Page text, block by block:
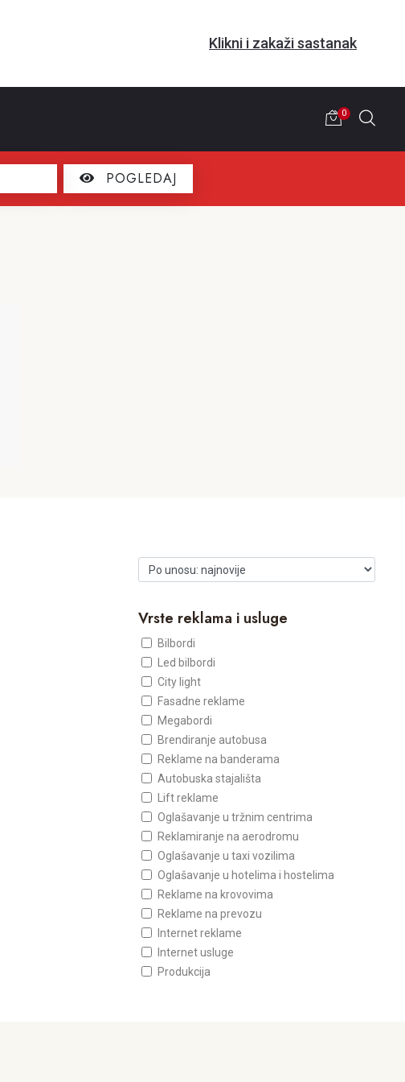
Klikni i zakaži sastanak
0
POGLEDAJ
Vrste reklama i usluge
Bilbordi
Led bilbordi
City light
Fasadne reklame
Megabordi
Brendiranje autobusa
Reklame na banderama
Autobuska stajališta
Lift reklame
Oglašavanje u tržnim centrima
Reklamiranje na aerodromu
Oglašavanje u taxi vozilima
Oglašavanje u hotelima i hostelima
Reklame na krovovima
Reklame na prevozu
Internet reklame
Internet usluge
Produkcija